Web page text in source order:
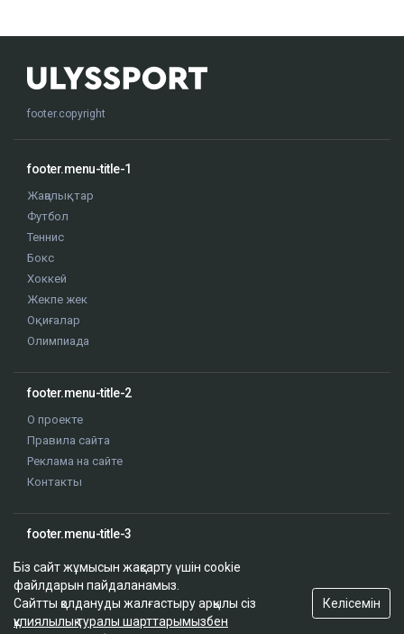
footer.copyright
footer.menu-title-1
Жаңалықтар
Футбол
Теннис
Бокс
Хоккей
Жекпе жек
Оқиғалар
Олимпиада
footer.menu-title-2
О проекте
Правила сайта
Реклама на сайте
Контакты
footer.menu-title-3
Біз сайт жұмысын жақсарту үшін cookie
файлдарын пайдаланамыз.
Сайтты қолдануды жалғастыру арқылы сіз
құпиялылық туралы шарттарымызбен
Келісемін